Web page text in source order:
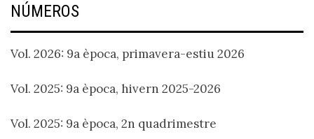
NÚMEROS
Vol. 2026: 9a època, primavera-estiu 2026
Vol. 2025: 9a època, hivern 2025-2026
Vol. 2025: 9a època, 2n quadrimestre